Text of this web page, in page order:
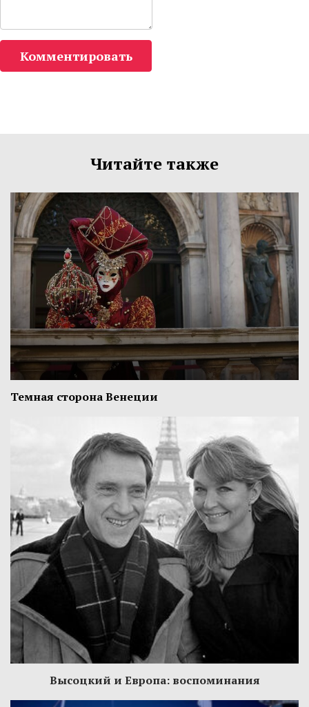
Комментировать
Читайте также
Темная сторона Венеции
Высоцкий и Европа: воспоминания